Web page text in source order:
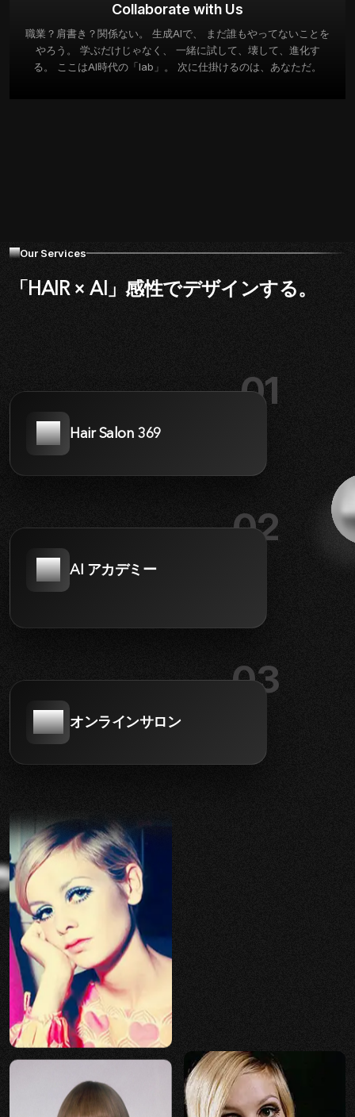
Collaborate with Us
職業？肩書き？関係ない。 生成AIで、 まだ誰もやってないことを
やろう。 学ぶだけじゃなく、 一緒に試して、壊して、進化す
る。 ここはAI時代の「lab」。 次に仕掛けるのは、あなただ。
Our Services
「HAIR × AI」感性でデザインする。
01
Hair Salon 369
02
AI アカデミー
03
オンラインサロン